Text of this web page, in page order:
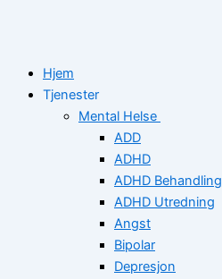
Hjem
Tjenester
Mental Helse
ADD
ADHD
ADHD Behandling
ADHD Utredning
Angst
Bipolar
Depresjon